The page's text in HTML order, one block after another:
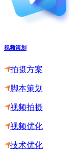
视频策划
拍摄方案
脚本策划
视频拍摄
视频优化
技术优化